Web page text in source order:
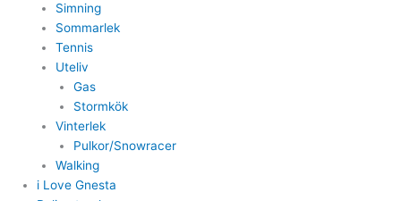
Simning
Sommarlek
Tennis
Uteliv
Gas
Stormkök
Vinterlek
Pulkor/Snowracer
Walking
i Love Gnesta